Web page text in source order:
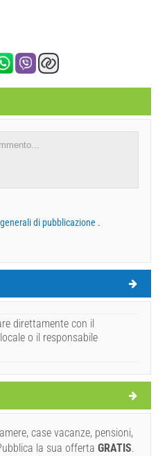
di pubblicazione .
direttamente con il
o il responsabile
case vacanze, pensioni,
la sua offerta GRATIS.